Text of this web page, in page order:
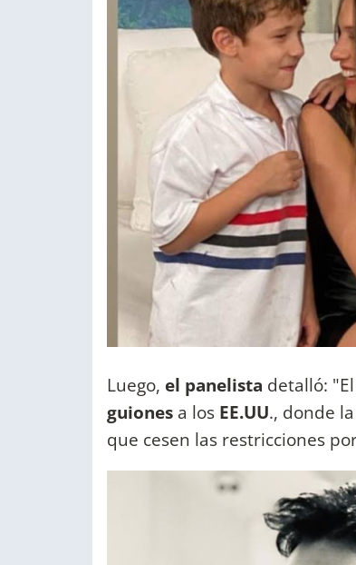
Luego, el panelista detalló:
guiones a los EE.UU., donde
que cesen las restricciones